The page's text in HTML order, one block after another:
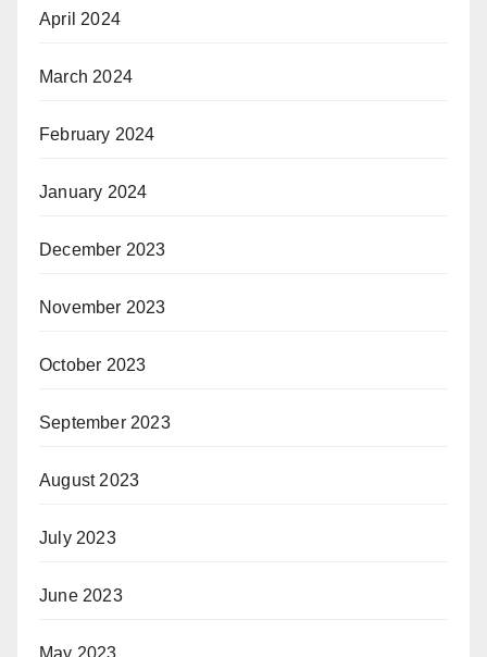
April 2024
March 2024
February 2024
January 2024
December 2023
November 2023
October 2023
September 2023
August 2023
July 2023
June 2023
May 2023